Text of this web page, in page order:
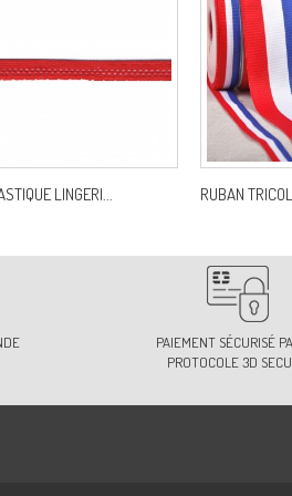
LINGERI... RUBAN
PAIEMENT SÉCURISÉ
PROTOCOLE 3D